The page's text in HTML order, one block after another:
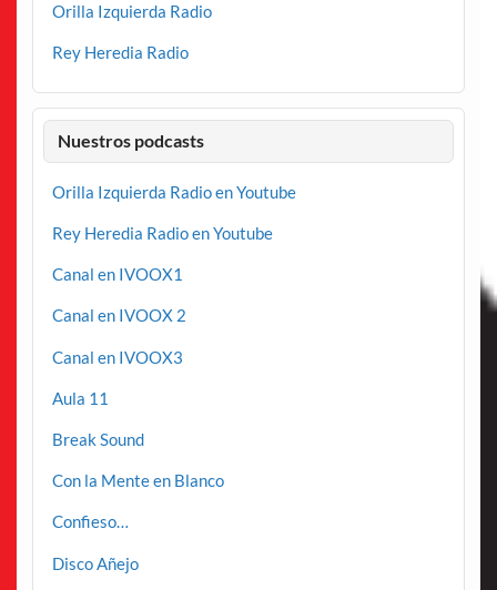
Orilla Izquierda Radio
Rey Heredia Radio
Nuestros podcasts
Orilla Izquierda Radio en Youtube
Rey Heredia Radio en Youtube
Canal en IVOOX1
Canal en IVOOX 2
Canal en IVOOX3
Aula 11
Break Sound
Con la Mente en Blanco
Confieso…
Disco Añejo